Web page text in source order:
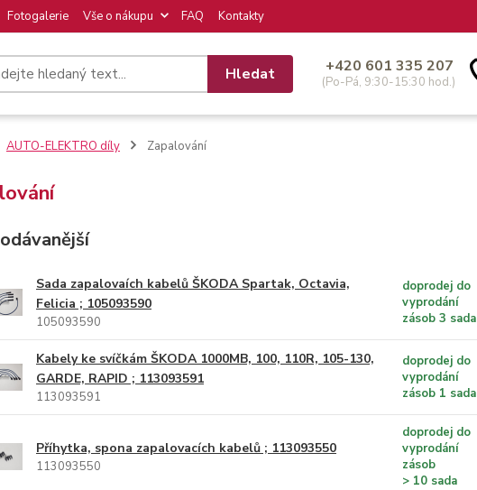
Fotogalerie Vše o nákupu FAQ Kontakty
Hledat +420 601 335 207
(Po-Pá, 9:30-15:30 hod.)
AUTO-ELEKTRO díly Zapalování
Sada zapalovaích kabelů ŠKODA Spartak, Octavia,
Felicia ; 105093590
105093590
doprodej do
vyprodání
zásob 3 sada
Kabely ke svíčkám ŠKODA 1000MB, 100, 110R, 105-130,
GARDE, RAPID ; 113093591
113093591
doprodej do
vyprodání
zásob 1 sada
Příhytka, spona zapalovacích kabelů ; 113093550
113093550
doprodej do
vyprodání
zásob
> 10 sada